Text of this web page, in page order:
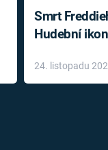
Smrt
Hudební
léky
24. listopadu